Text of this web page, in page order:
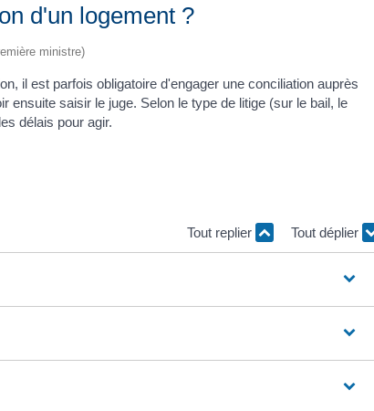
d'un logement ?
ministre)
il est parfois obligatoire d'engager une conciliation auprès
ensuite saisir le juge. Selon le type de litige (sur le bail, le
délais pour agir.
Tout replier Tout déplier